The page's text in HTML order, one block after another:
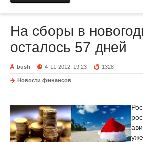
На сборы в
осталось 57 дней
bush 4-11-2012, 19:23 1328
Новости финансов